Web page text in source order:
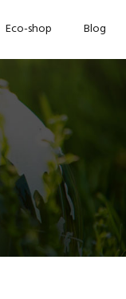
Eco-shop Blog